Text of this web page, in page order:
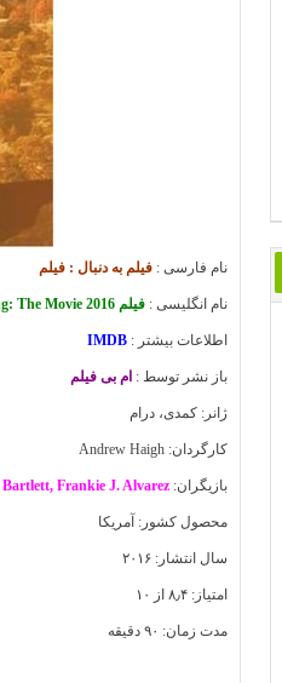
نام فارسی : فیلم به دنبال : فیلم
نام انگلیسی : فیلم Looking: The Movie 2016
اطلاعات بیشتر : IMDB
باز نشر توسط : ام بی فیلم
ژانر: کمدی، درام
کارگردان: Andrew Haigh
بازیگران: Frankie J. Alvarez
محصول کشور: آمریکا
سال انتشار: ۲۰۱۶
امتیاز: ۸٫۴ از ۱۰
مدت زمان: ۹۰ دقیقه